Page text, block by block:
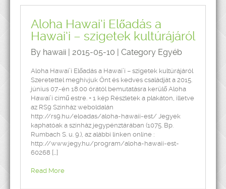
Aloha Hawai’i Előadás a
Hawai’i – szigetek kultúrájáról
By hawaii | 2015-05-10 | Category Egyéb
Aloha Hawai’i Előadás a Hawai’i – szigetek kultúrájáról
Szeretettel meghívjuk Önt és kedves családját a 2015.
június 07.-én 18.00 órától bemutatásra kerülő Aloha
Hawai’i című estre. + 1 kép Részletek a plakáton, illetve
az RS9 Színház weboldalán
http://rs9.hu/eloadas/aloha-hawaii-est/ Jegyek
kaphatóak a színház jegypénztárában (1075. Bp.
Rumbach S. u. 9.), az alábbi linken online :
http://www.jegy.hu/program/aloha-hawaii-est-
60268 […]
Read More